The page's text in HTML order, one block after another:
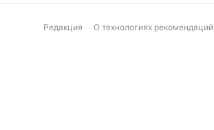
Редакция О технологиях рекомендаций